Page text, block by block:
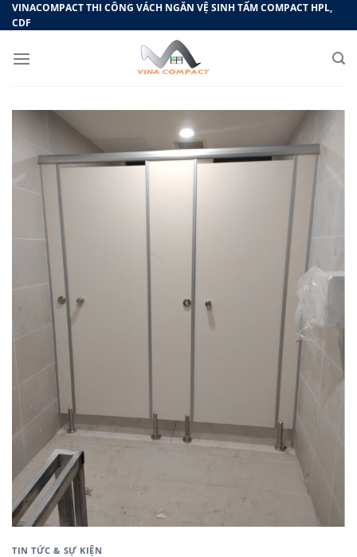
Bỏ
qua
dung
VINACOMPACT THI CÔNG VÁCH NGĂN VỆ SINH TẤM COMPACT HPL,
CDF
TIN TỨC & SỰ KIỆN